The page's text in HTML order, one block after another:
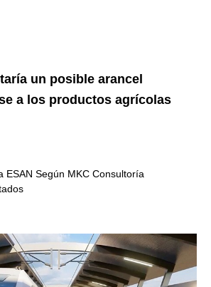
un posible arancel
a los productos agrícolas
ESAN Según MKC Consultoría